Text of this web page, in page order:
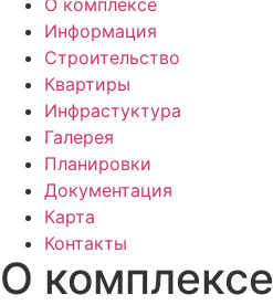
О комплексе
Информация
Строительство
Квартиры
Инфрастуктура
Галерея
Планировки
Документация
Карта
Контакты
О комплексе